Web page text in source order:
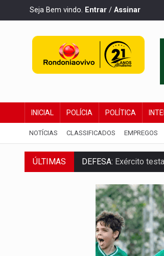
Seja Bem vindo. Entrar / Assinar
INICIAL POLÍCIA POLÍTICA
NOTÍCIAS CLASSIFICADOS EMPREGOS
ÚLTIMAS DEFESA: Exército
TEMAS
PREVISÃO:Interior de
INFRAESTRUTURA:
A ILHA:Coreografia